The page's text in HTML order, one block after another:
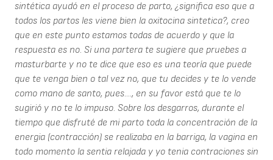
sintética ayudó en el proceso de parto, ¿significa eso que a
todos los partos les viene bien la oxitocina sintetica?, creo
que en este punto estamos todas de acuerdo y que la
respuesta es no. Si una partera te sugiere que pruebes a
masturbarte y no te dice que eso es una teoría que puede
que te venga bien o tal vez no, que tu decides y te lo vende
como mano de santo, pues...., en su favor está que te lo
sugirió y no te lo impuso. Sobre los desgarros, durante el
tiempo que disfruté de mi parto toda la concentración de la
energia (contracción) se realizaba en la barriga, la vagina en
todo momento la sentia relajada y yo tenia contraciones sin